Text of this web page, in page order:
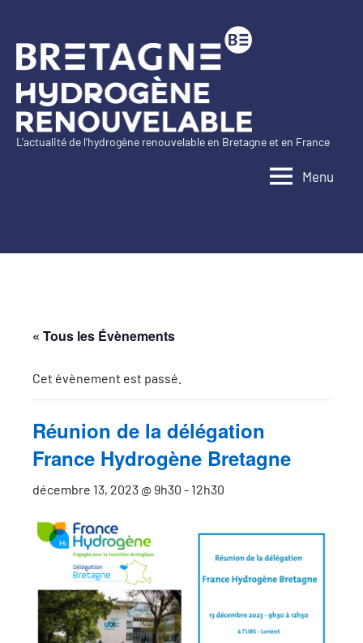
contenu
Bretagne
L'actualité de l'hydrogène renouvelable en Bretagne et en France
Menu
« Tous les Évènements
Cet évènement est passé.
Réunion de la délégation
France Hydrogène Bretagne
décembre 13, 2023 @ 9h30 - 12h30